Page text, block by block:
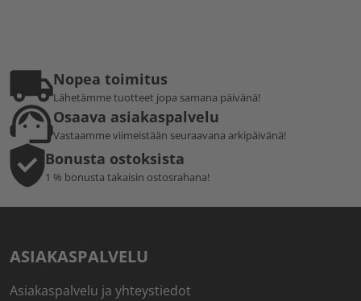
Nopea toimitus
Lähetämme tuotteet jopa samana päivänä!
Osaava asiakaspalvelu
Vastaamme viimeistään seuraavana arkipäivänä!
Bonusta ostoksista
1 % bonusta takaisin ostosrahana!
ASIAKASPALVELU
Asiakaspalvelu ja yhteystiedot